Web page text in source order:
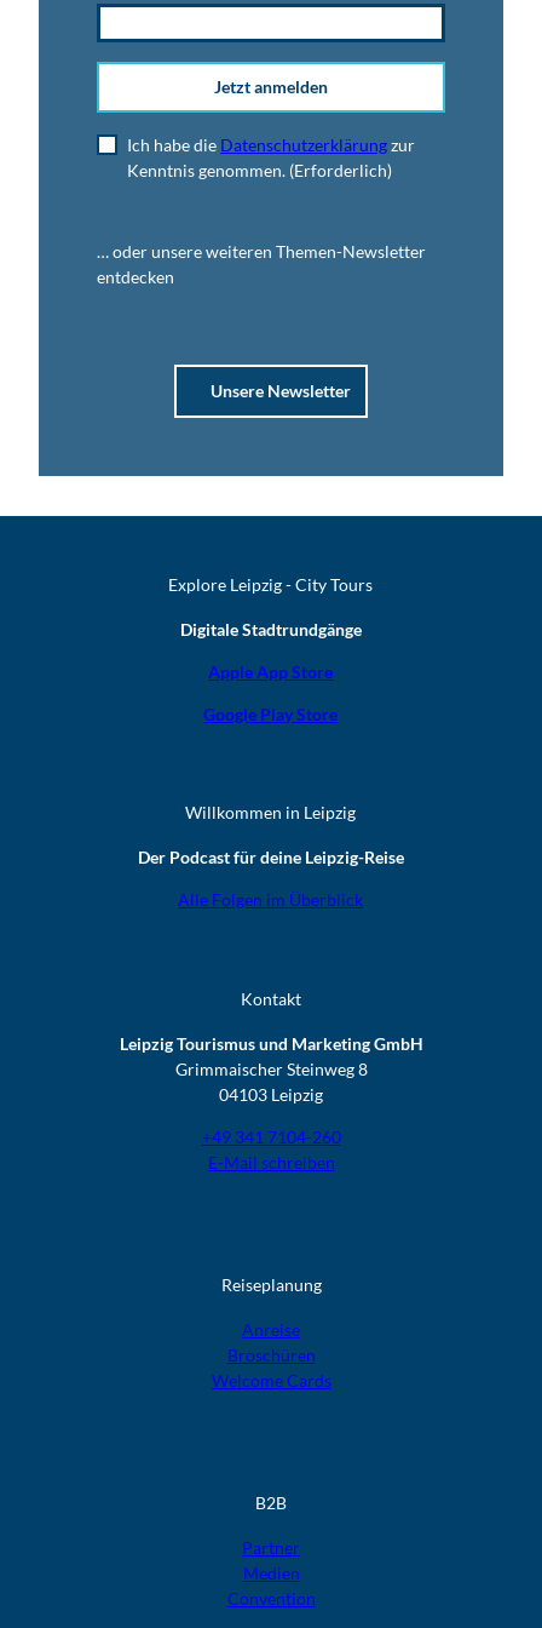
Jetzt anmelden
Ich habe die Datenschutzerklärungzur
Kenntnis genommen. (Erforderlich)
… oder unsere weiteren Themen-Newsletter
entdecken
Unsere Newsletter
Explore Leipzig - City Tours
Digitale Stadtrundgänge
Apple App Store
Google Play Store
Willkommen in Leipzig
Der Podcast für deine Leipzig-Reise
Alle Folgen im Überblick
Kontakt
Leipzig Tourismus und Marketing GmbH
Grimmaischer Steinweg 8
04103 Leipzig
+49 341 7104-260
E-Mail schreiben
Reiseplanung
Anreise
Broschüren
Welcome Cards​​​​​​​
B2B
Partner
Medien
Convention